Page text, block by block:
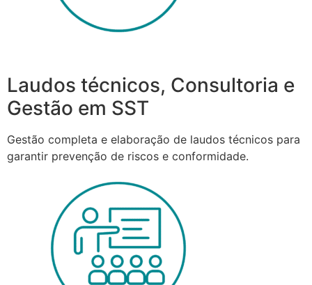
Laudos técnicos, Consultoria e
Gestão em SST
Gestão completa e elaboração de laudos técnicos para
garantir prevenção de riscos e conformidade.